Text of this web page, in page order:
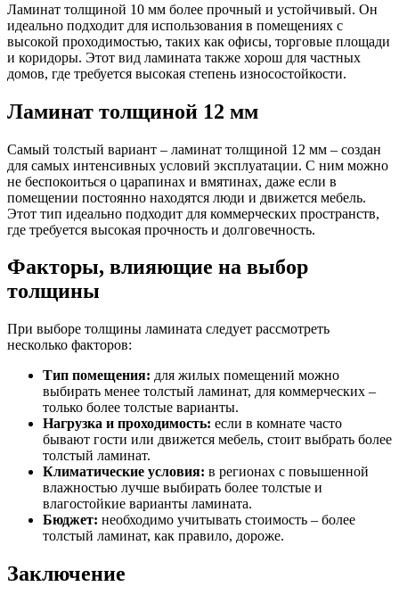
Ламинат толщиной 10 мм более прочный и устойчивый. Он
идеально подходит для использования в помещениях с
высокой проходимостью, таких как офисы, торговые площади
и коридоры. Этот вид ламината также хорош для частных
домов, где требуется высокая степень износостойкости.
Ламинат толщиной 12 мм
Самый толстый вариант – ламинат толщиной 12 мм – создан
для самых интенсивных условий эксплуатации. С ним можно
не беспокоиться о царапинах и вмятинах, даже если в
помещении постоянно находятся люди и движется мебель.
Этот тип идеально подходит для коммерческих пространств,
где требуется высокая прочность и долговечность.
Факторы, влияющие на выбор
толщины
При выборе толщины ламината следует рассмотреть
несколько факторов:
Тип помещения: для жилых помещений можно
выбирать менее толстый ламинат, для коммерческих –
только более толстые варианты.
Нагрузка и проходимость: если в комнате часто
бывают гости или движется мебель, стоит выбрать более
толстый ламинат.
Климатические условия: в регионах с повышенной
влажностью лучше выбирать более толстые и
влагостойкие варианты ламината.
Бюджет: необходимо учитывать стоимость – более
толстый ламинат, как правило, дороже.
Заключение